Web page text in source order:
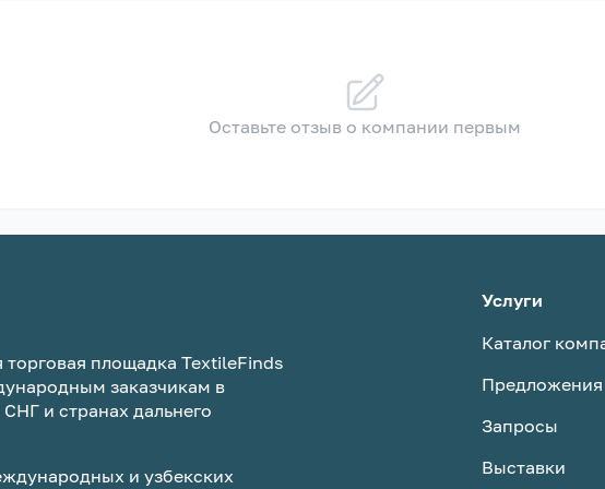
Оставьте отзыв о компании первым
торговая площадка TextileFinds
заказчикам в
и странах дальнего
и узбекских
Услуги
Каталог
Предложения
Запросы
Выставки